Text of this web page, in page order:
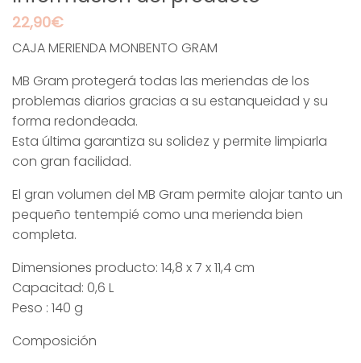
22,90€
CAJA MERIENDA MONBENTO GRAM
MB Gram protegerá todas las meriendas de los
problemas diarios gracias a su estanqueidad y su
forma redondeada.
Esta última garantiza su solidez y permite limpiarla
con gran facilidad.
El gran volumen del MB Gram permite alojar tanto un
pequeño tentempié como una merienda bien
completa.
Dimensiones producto: 14,8 x 7 x 11,4 cm
Capacitad: 0,6 L
Peso : 140 g
Composición